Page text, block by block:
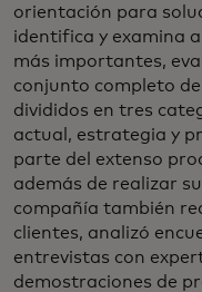
orientación para
identifica y examina
más importantes,
conjunto completo
divididos en tres
actual, estrategia y
parte del extenso
además de realizar
compañía también
clientes, analizó
entrevistas con
demostraciones de